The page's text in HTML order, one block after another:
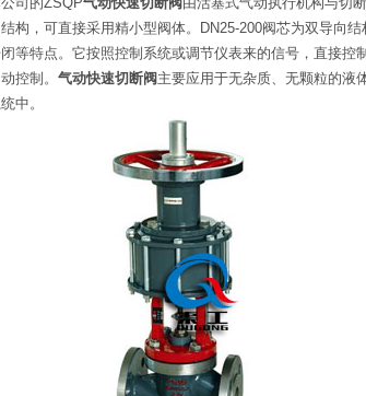
构，可直接采用精小型阀体。DN25-200阀芯为双导向结
等特点。它按照控制系统或调节仪表来的信号，直接
控制。 气动快速切断阀 主要应用于无杂质、无颗粒的液
中。